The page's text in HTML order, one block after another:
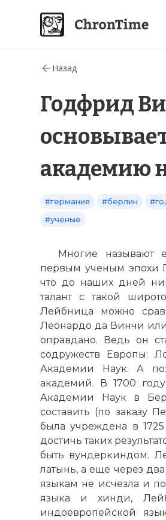
Назад
Годфрид
академию
#германия #берлин
#ученые
Многие называют
первым ученым эпохи
что до наших дней
талант с такой
Лейбница можно
Леонардо да Винчи
оправдано. Ведь он
содружеств Европы:
Академии Наук. А
академий. В 1700
Академии Наук в
составить (по заказу
была учреждена в
достичь таких
быть вундеркиндом.
латынь, а еще через
языкам не исчезла и
языка и хинди,
индоевропейской